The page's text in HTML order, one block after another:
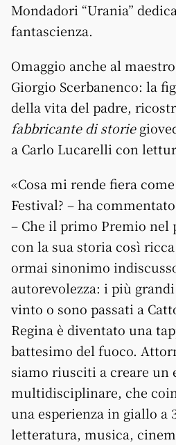
Mondadori “Urania”
fantascienza.
Omaggio anche al
Giorgio Scerbanenco: la
della vita del padre,
fabbricante di storie
a Carlo Lucarelli con
«Cosa mi rende fiera
Festival? – ha
– Che il primo Premio nel
con la sua storia così
ormai sinonimo
autorevolezza: i più
vinto o sono passati a
Regina è diventato una
battesimo del fuoco.
siamo riusciti a creare un
multidisciplinare, che
una esperienza in giallo a
letteratura, musica,